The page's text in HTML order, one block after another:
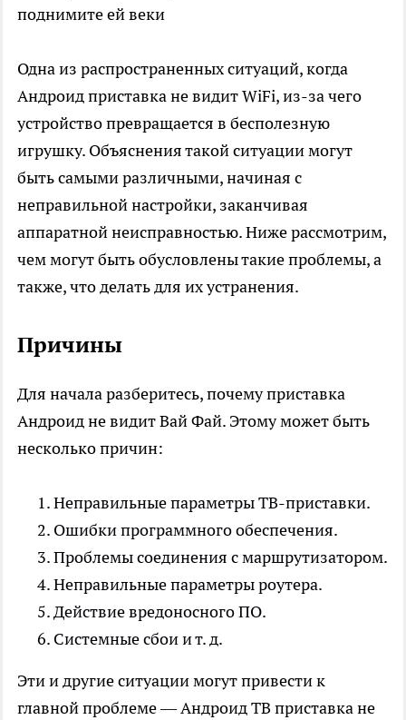
Одна из распространенных ситуаций, когда
Андроид приставка не видит WiFi, из-за чего
устройство превращается в бесполезную
игрушку. Объяснения такой ситуации могут
быть самыми различными, начиная с
неправильной настройки, заканчивая
аппаратной неисправностью. Ниже рассмотрим,
чем могут быть обусловлены такие проблемы, а
также, что делать для их устранения.
Причины
Для начала разберитесь, почему приставка
Андроид не видит Вай Фай. Этому может быть
несколько причин:
Неправильные параметры ТВ-приставки.
Ошибки программного обеспечения.
Проблемы соединения с маршрутизатором.
Неправильные параметры роутера.
Действие вредоносного ПО.
Системные сбои и т. д.
Эти и другие ситуации могут привести к
главной проблеме — Андроид ТВ приставка не